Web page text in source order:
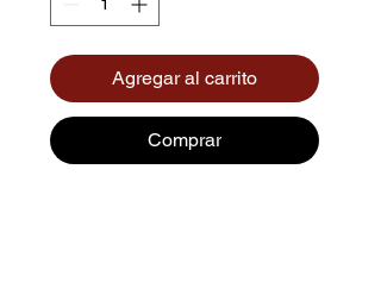
Agregar al carrito
Comprar